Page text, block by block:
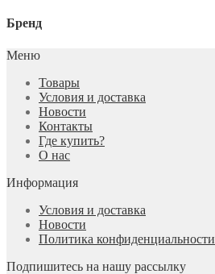
Бренд
Меню
Товары
Условия и доставка
Новости
Контакты
Где купить?
О нас
Информация
Условия и доставка
Новости
Политика конфиденциальности
Подпишитесь на нашу рассылку